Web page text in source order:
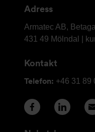
Adress
Armatec
AB
Armatec AB,
431 49 Mölndal |
Kontakt
Telefon: +46 31 89